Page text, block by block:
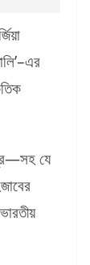
যে